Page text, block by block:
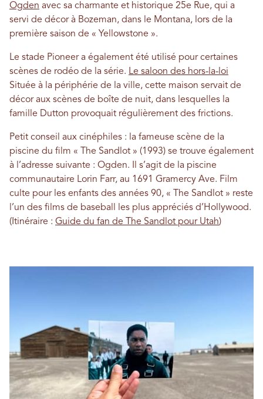
Ogden avec sa charmante et historique 25e Rue, qui a
servi de décor à Bozeman, dans le Montana, lors de la
première saison de « Yellowstone ».
Le stade Pioneer a également été utilisé pour certaines
scènes de rodéo de la série. Le saloon des hors-la-loi
Située à la périphérie de la ville, cette maison servait de
décor aux scènes de boîte de nuit, dans lesquelles la
famille Dutton provoquait régulièrement des frictions.
Petit conseil aux cinéphiles : la fameuse scène de la
piscine du film « The Sandlot » (1993) se trouve également
à l’adresse suivante : Ogden. Il s’agit de la piscine
communautaire Lorin Farr, au 1691 Gramercy Ave. Film
culte pour les enfants des années 90, « The Sandlot » reste
l’un des films de baseball les plus appréciés d’Hollywood.
(Itinéraire : Guide du fan de The Sandlot pour Utah)